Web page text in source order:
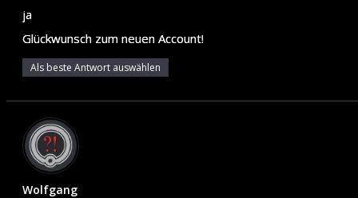
ja
Glückwunsch zum neuen Account!
Als beste Antwort auswählen
Wolfgang